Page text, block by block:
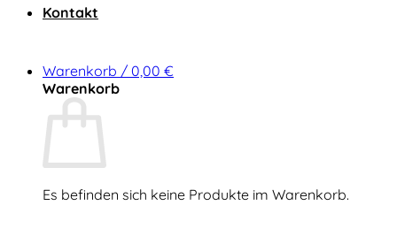
Kontakt
Warenkorb / 0,00 €
Warenkorb
Es befinden sich keine Produkte im Warenkorb.